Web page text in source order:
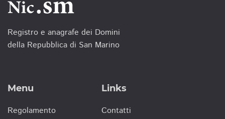
Registro e anagrafe dei Domini
della Repubblica di San Marino
Menu
Regolamento
Links
Contatti